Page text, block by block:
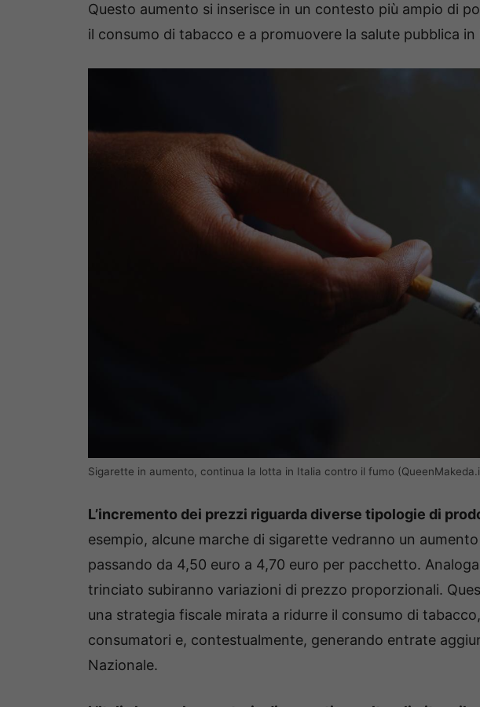
Questo aumento si inserisce in un contesto più ampio di
il consumo di tabacco e a promuovere la salute pubblica in
Sigarette in aumento, continua la lotta in Italia contro il fumo
L’incremento dei prezzi riguarda diverse tipologie di
esempio, alcune marche di sigarette vedranno un
passando da 4,50 euro a 4,70 euro per pacchetto.
trinciato subiranno variazioni di prezzo proporzionali.
una strategia fiscale mirata a ridurre il consumo di
consumatori e, contestualmente, generando entrate
Nazionale.